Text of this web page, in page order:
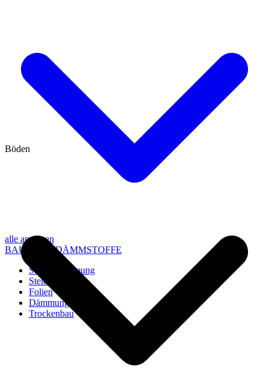
alle anzeigen
BAU- UND DÄMMSTOFFE
Steico Dämmung
Steico Zubehör
Folien
Dämmung
Trockenbau
Böden